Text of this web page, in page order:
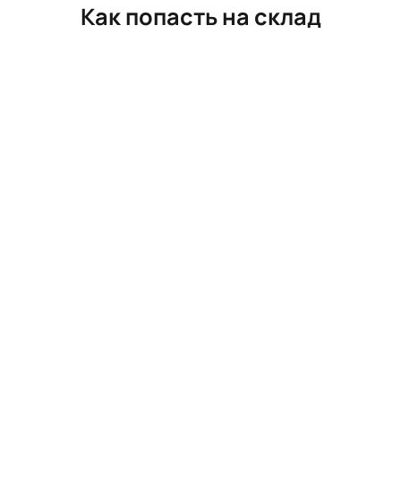
Как попасть на склад